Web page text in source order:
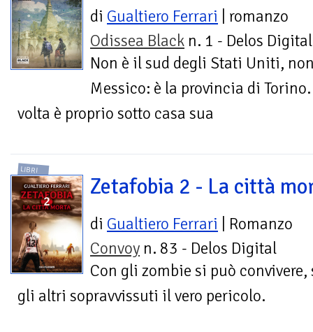
di Gualtiero Ferrari | romanzo
Odissea Black n. 1 - Delos Digital
Non è il sud degli Stati Uniti,
Messico: è la provincia di
volta è proprio sotto casa sua
LIBRI
Zetafobia 2 - La città
di Gualtiero Ferrari | Romanzo
Convoy n. 83 - Delos Digital
Con gli zombie si può convivere,
gli altri sopravvissuti il vero pericolo.